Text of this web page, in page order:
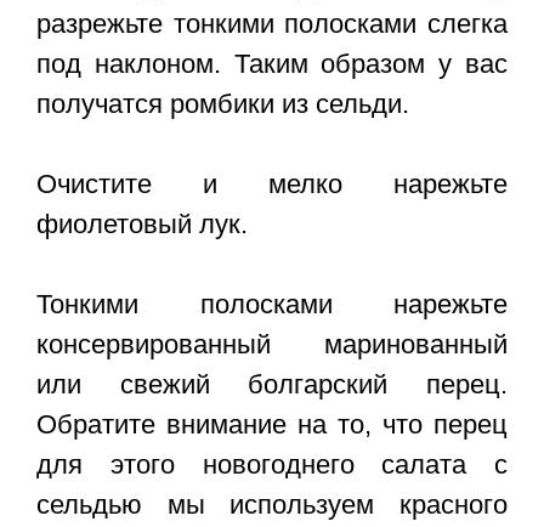
разрежьте тонкими полосками слегка
под наклоном. Таким образом у вас
получатся ромбики из сельди.
Очистите и мелко нарежьте
фиолетовый лук.
Тонкими полосками нарежьте
консервированный маринованный
или свежий болгарский перец.
Обратите внимание на то, что перец
для этого новогоднего салата с
сельдью мы используем красного